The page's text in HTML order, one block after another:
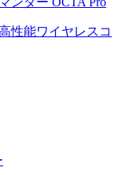
性能ワイヤレスコ